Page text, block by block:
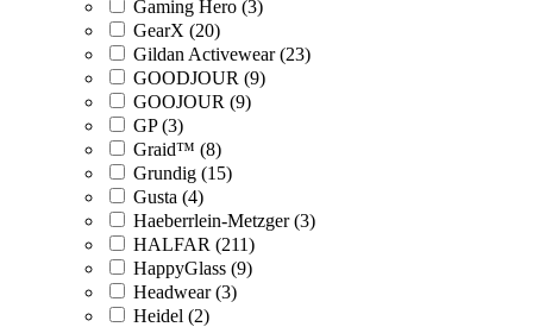
Gaming Hero (3)
GearX (20)
Gildan Activewear (23)
GOODJOUR (9)
GOOJOUR (9)
GP (3)
Graid™ (8)
Grundig (15)
Gusta (4)
Haeberrlein-Metzger (3)
HALFAR (211)
HappyGlass (9)
Headwear (3)
Heidel (2)